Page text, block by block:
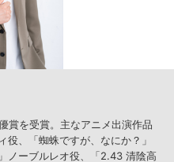
賞を受賞。主なアニメ出演作品
、「蜘蛛ですが、なにか？」
ノーブルレオ役、「2.43 清陰高